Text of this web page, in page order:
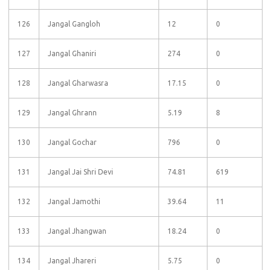
126 Jangal Gangloh 12 0
127 Jangal Ghaniri 274 0
128 Jangal Gharwasra 17.15 0
129 Jangal Ghrann 5.19 8
130 Jangal Gochar 796 0
131 Jangal Jai Shri Devi 74.81 619
132 Jangal Jamothi 39.64 11
133 Jangal Jhangwan 18.24 0
134 Jangal Jhareri 5.75 0